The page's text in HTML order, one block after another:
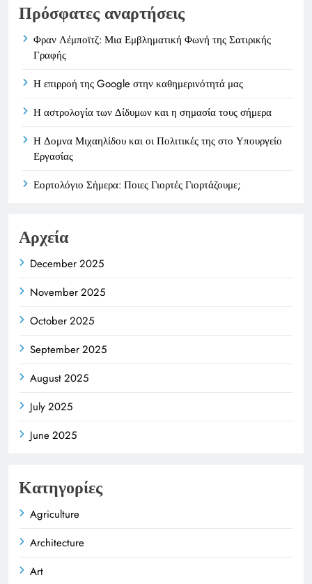
Πρόσφατες αναρτήσεις
Φραν Λέμποϊτζ: Μια Εμβληματική Φωνή της Σατιρικής
Γραφής
Η επιρροή της Google στην καθημερινότητά μας
Η αστρολογία των Δίδυμων και η σημασία τους σήμερα
Η Δομνα Μιχαηλίδου και οι Πολιτικές της στο Υπουργείο
Εργασίας
Εορτολόγιο Σήμερα: Ποιες Γιορτές Γιορτάζουμε;
Αρχεία
December 2025
November 2025
October 2025
September 2025
August 2025
July 2025
June 2025
Κατηγορίες
Agriculture
Architecture
Art